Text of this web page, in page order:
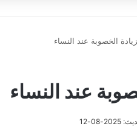
الخصوبة عند النساء
عند النساء
08-12